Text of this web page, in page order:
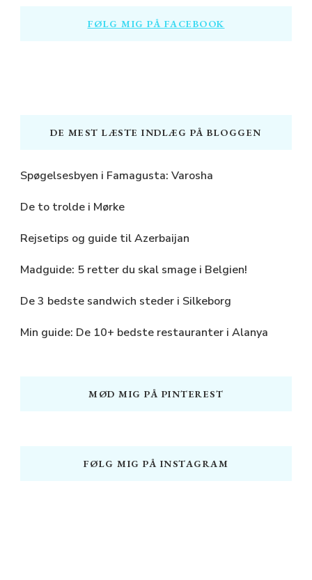
FØLG MIG PÅ FACEBOOK
DE MEST LÆSTE INDLÆG PÅ BLOGGEN
Spøgelsesbyen i Famagusta: Varosha
De to trolde i Mørke
Rejsetips og guide til Azerbaijan
Madguide: 5 retter du skal smage i Belgien!
De 3 bedste sandwich steder i Silkeborg
Min guide: De 10+ bedste restauranter i Alanya
MØD MIG PÅ PINTEREST
FØLG MIG PÅ INSTAGRAM